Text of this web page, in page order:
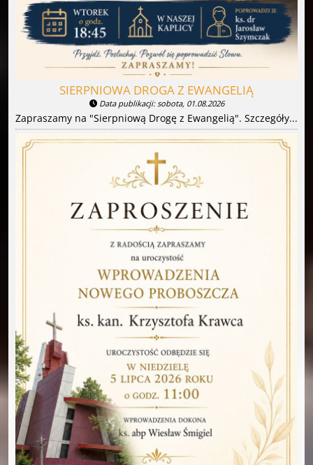
SIERPNIOWA DROGA Z EWANGELIĄ
Data publikacji: sobota, 01.08.2026
Zapraszamy na "Sierpniową Drogę z Ewangelią". Szczegóły...